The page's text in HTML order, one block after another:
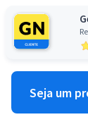
Seja um